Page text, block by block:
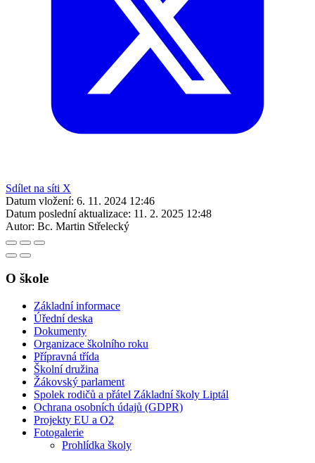
Sdílet na síti X
Datum vložení: 6. 11. 2024 12:46
Datum poslední aktualizace: 11. 2. 2025 12:48
Autor: Bc. Martin Střelecký
O škole
Základní informace
Úřední deska
Dokumenty
Organizace školního roku
Přípravná třída
Školní družina
Žákovský parlament
Spolek rodičů a přátel Základní školy Liptál
Ochrana osobních údajů (GDPR)
Projekty EU a O2
Fotogalerie
Prohlídka školy